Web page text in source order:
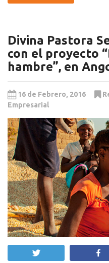
Divina Pastora
con el proyecto
hambre”, en
16 de Febrero, 2016
Empresarial